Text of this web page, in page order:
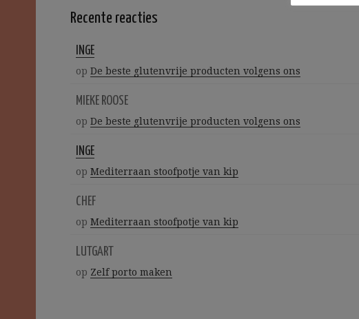
Recente reacties
INGE
op De beste glutenvrije producten volgens ons
MIEKE ROOSE
op De beste glutenvrije producten volgens ons
INGE
op Mediterraan stoofpotje van kip
CHEF
op Mediterraan stoofpotje van kip
LUTGART
op Zelf porto maken